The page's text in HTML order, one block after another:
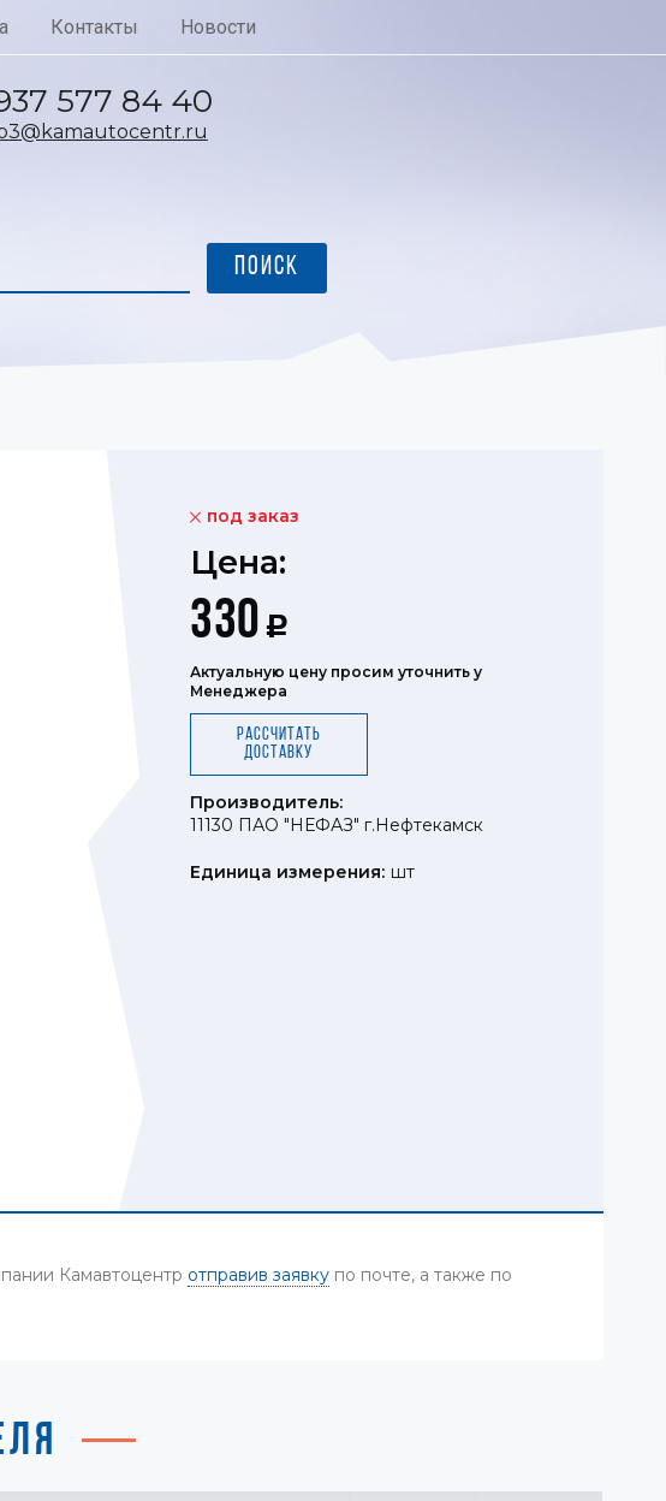
Контакты Новости
577 84 40
под заказ
Цена:
330 Р
Актуальную цену просим уточнить у
Менеджера
Рассчитать
доставку
Производитель:
11130 ПАО "НЕФАЗ" г.Нефтекамск
Единица измерения: шт
Камавтоцентр отправив заявку по почте, а также по